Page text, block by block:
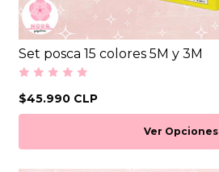
Set posca 15 colores 5M y 3M
$45.990 CLP
Ver Opciones